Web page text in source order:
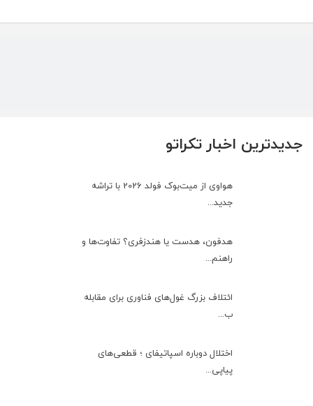
جدیدترین اخبار تکراتو
هواوی از میت‌بوک فولد 2026 با تراشه
جدید...
هدفون، هدست یا هندزفری؟ تفاوت‌ها و
راهنم...
ائتلاف بزرگ غول‌های فناوری برای مقابله
ب...
اختلال دوباره اسپاتیفای ؛ قطعی‌های
پیاپی...